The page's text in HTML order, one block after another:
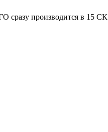
сразу производится в 15 СК